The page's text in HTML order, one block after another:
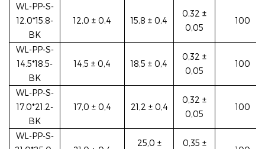
WL-PP-S-
12.0*15.8-
BK
12,0 ± 0,4 15,8 ± 0,4
0,32 ±
0,05
100
WL-PP-S-
14.5*18.5-
BK
14,5 ± 0,4 18,5 ± 0,4
0,32 ±
0,05
100
WL-PP-S-
17.0*21.2-
BK
17,0 ± 0,4 21,2 ± 0,4
0,32 ±
0,05
100
WL-PP-S-
25,0 ±
0,35 ±